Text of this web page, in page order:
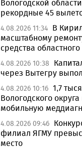
Вологодской
рекордные 45
4.08.2026 11:34 В
масштабному
средства
4.08.2026 10:38
через Вытегру
4.08.2026 10:16 1,7
Вологодского
мобильную
4.08.2026 09:46
филиал ЯГМУ
место